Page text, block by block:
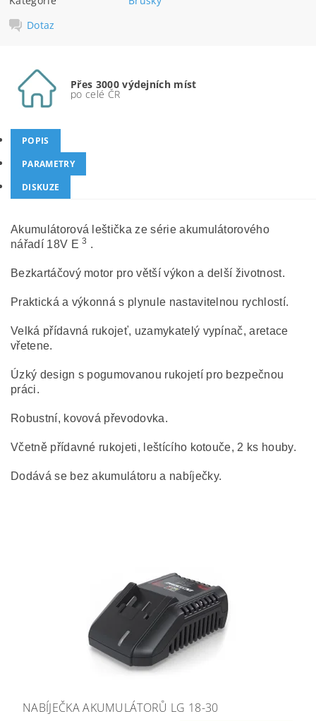
Dotaz
Přes 3000 výdejních míst
po celé ČR
POPIS
PARAMETRY
DISKUZE
Akumulátorová leštička ze série akumulátorového
nářadí 18V E3 .
Bezkartáčový motor pro větší výkon a delší životnost.
Praktická a výkonná s plynule nastavitelnou rychlostí.
Velká přídavná rukojeť, uzamykatelý vypínač, aretace
vřetene.
Úzký design s pogumovanou rukojetí pro bezpečnou
práci.
Robustní, kovová převodovka.
Včetně přídavné rukojeti, leštícího kotouče, 2 ks houby.
Dodává se bez akumulátoru a nabíječky.
NABÍJEČKA AKUMULÁTORŮ LG 18-30